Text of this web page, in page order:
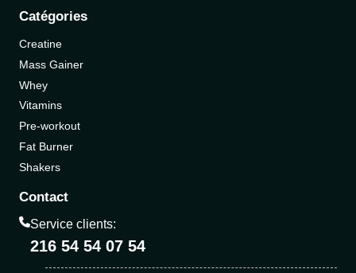
Catégories
Creatine
Mass Gainer
Whey
Vitamins
Pre-workout
Fat Burner
Shakers
Contact
Service clients:
216 54 54 07 54